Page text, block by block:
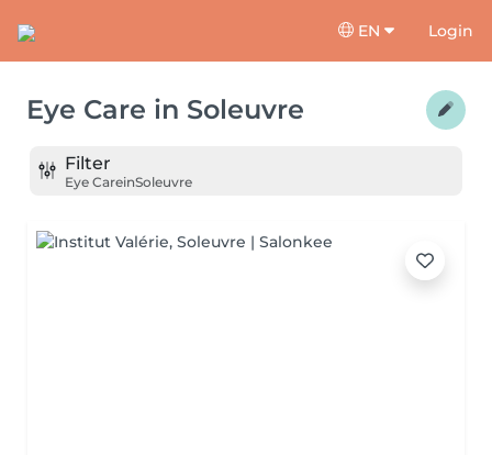
EN Login
Eye Care in Soleuvre
Filter
Eye CareinSoleuvre